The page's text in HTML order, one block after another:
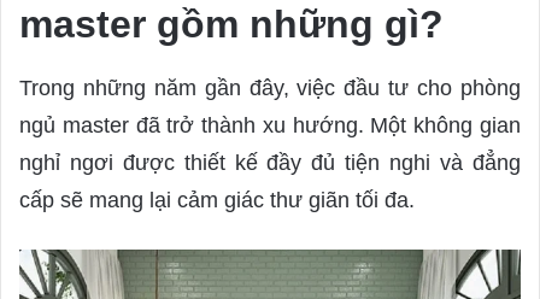
master gồm những gì?
Trong những năm gần đây, việc đầu tư cho phòng
ngủ master đã trở thành xu hướng. Một không gian
nghỉ ngơi được thiết kế đầy đủ tiện nghi và đẳng
cấp sẽ mang lại cảm giác thư giãn tối đa.